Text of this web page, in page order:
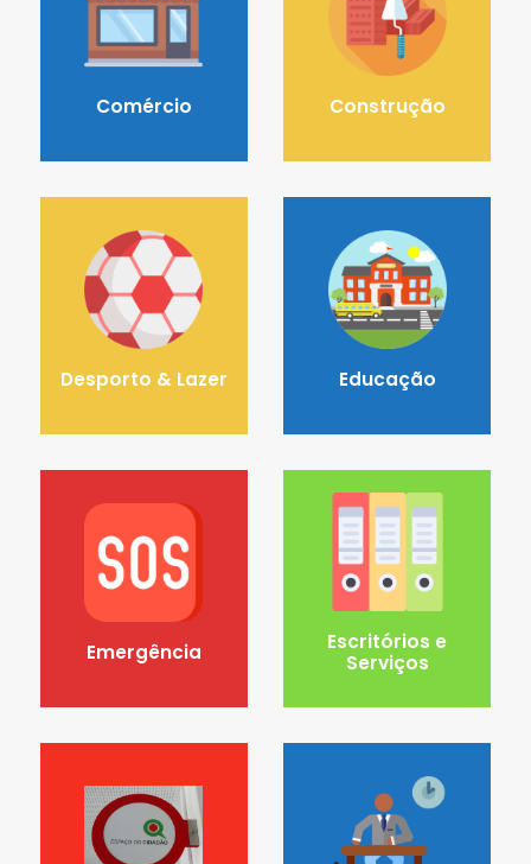
Comércio Construção
Desporto & Lazer Educação
Emergência
Escritórios e
Serviços